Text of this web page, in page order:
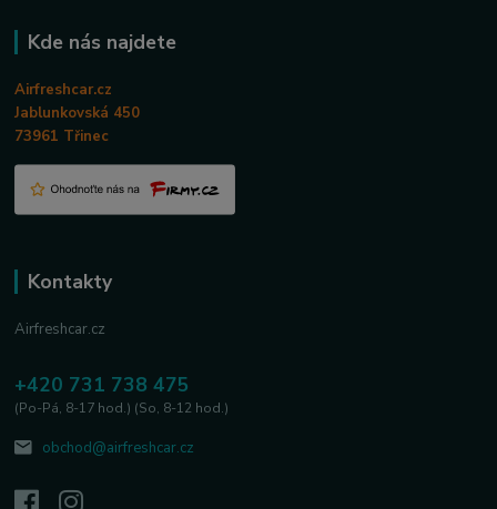
Kde nás najdete
Airfreshcar.cz
Jablunkovská 450
73961 Třinec
Kontakty
Airfreshcar.cz
+420 731 738 475
(Po-Pá, 8-17 hod.) (So, 8-12 hod.)
obchod@airfreshcar.cz